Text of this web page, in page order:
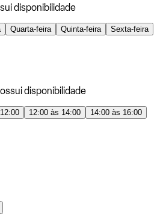
disponibilidade
Quarta-feira Quinta-feira
Sexta-feira
disponibilidade
12:00 às 14:00
14:00 às 16:00